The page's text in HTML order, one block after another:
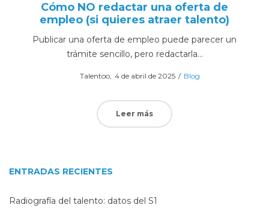
Cómo NO redactar una oferta de
empleo (si quieres atraer talento)
Publicar una oferta de empleo puede parecer un
trámite sencillo, pero redactarla…
PorTalentoo Posted
4 de abril de 2025
Posted
Blog
Leer más
ENTRADAS RECIENTES
Radiografía del talento: datos del S1